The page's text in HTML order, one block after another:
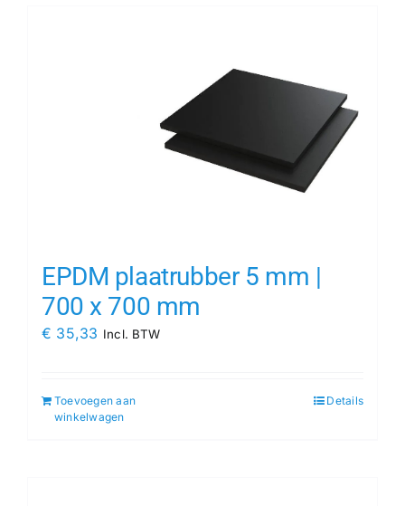
EPDM plaatrubber 5 mm |
700 x 700 mm
€ 35,33 Incl. BTW
Toevoegen aan
winkelwagen
Details